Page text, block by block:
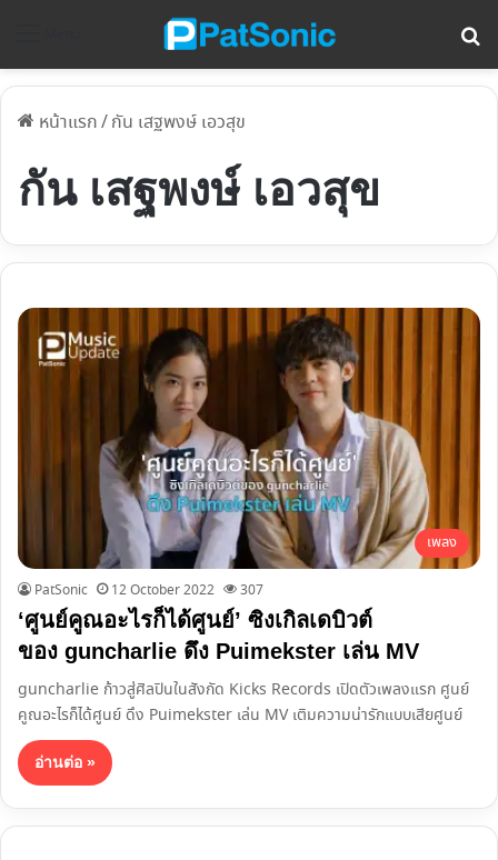
หน้าแรก/กัน เสฐพงษ์ เอวสุข
กัน เสฐพงษ์ เอวสุข
เพลง
PatSonic 12 October 2022 307
‘ศูนย์คูณอะไรก็ได้ศูนย์’ ซิงเกิลเดบิวต์
ของ guncharlie ดึง Puimekster เล่น MV
guncharlie ก้าวสู่ศิลปินในสังกัด Kicks Records เปิดตัวเพลงแรก ศูนย์
คูณอะไรก็ได้ศูนย์ ดึง Puimekster เล่น MV เติมความน่ารักแบบเสียศูนย์
อ่านต่อ »